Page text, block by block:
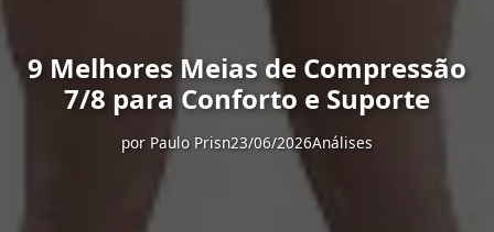
9 Melhores Meias de Compressão
7/8 para Conforto e Suporte
por Paulo Prisn23/06/2026Análises